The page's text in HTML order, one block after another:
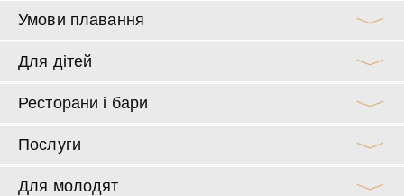
Умови плавання
Для дітей
Ресторани і бари
Послуги
Для молодят